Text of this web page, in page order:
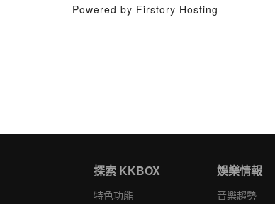
Powered by Firstory Hosting
探索 KKBOX
特色功能
娛樂情報
音樂趨勢